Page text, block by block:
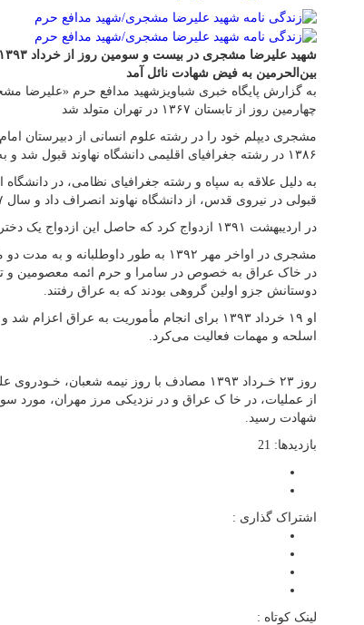
بین‌الحرمین به فیض شهادت نائل آمد
به گزارش پایگاه خبری شباویزشهید مدافع حرم «علیرضا
چهارمین روز از تابستان ۱۳۶۷ در تهران متولد شد
مشجری دیپلم خود را در رشته علوم انسانی از دبیرستان
۱۳۸۶ در رشته جغرافیای اقلیمی دانشگاه نهاوند قبول شد و به مدت دو ترم در این دانشگاه تحصیل کـرد.
به دلیل علاقه به سپاه و رشته جغرافیای نظامی، در
قبولی در نیرو‌ی قدس، از دانشگاه نهاوند انصراف داد و سال ۱۳۸۷ وارد دانشگاه امام حسین شد.
در اردیبهشت ۱۳۹۱ ازدواج کرد که حاصل این ازدواج یک دختر به نام محدثه است.
مشجری در اواخر مهر ۱۳۹۲ به طور
در خاک عراق به خصوص در سامرا و حرم ائمه معصومین و
دوستانش جزو اولین گروهی بودند که به عراق رفتند.
او ۱۹ خرداد ۱۳۹۳ برای انجام مأموریت به عراق
اسلحه و مهمات فعالیت می‌کرد.
روز ۲۳ خـرداد ۱۳۹۳ مصادف با روز نیمه
از عملیات، در خا ک عراق و در نزدیکی مرز مهران، مورد
شهادت رسید.
بازدیدها: 21
اشتراک گذاری :
لینک کوتاه :